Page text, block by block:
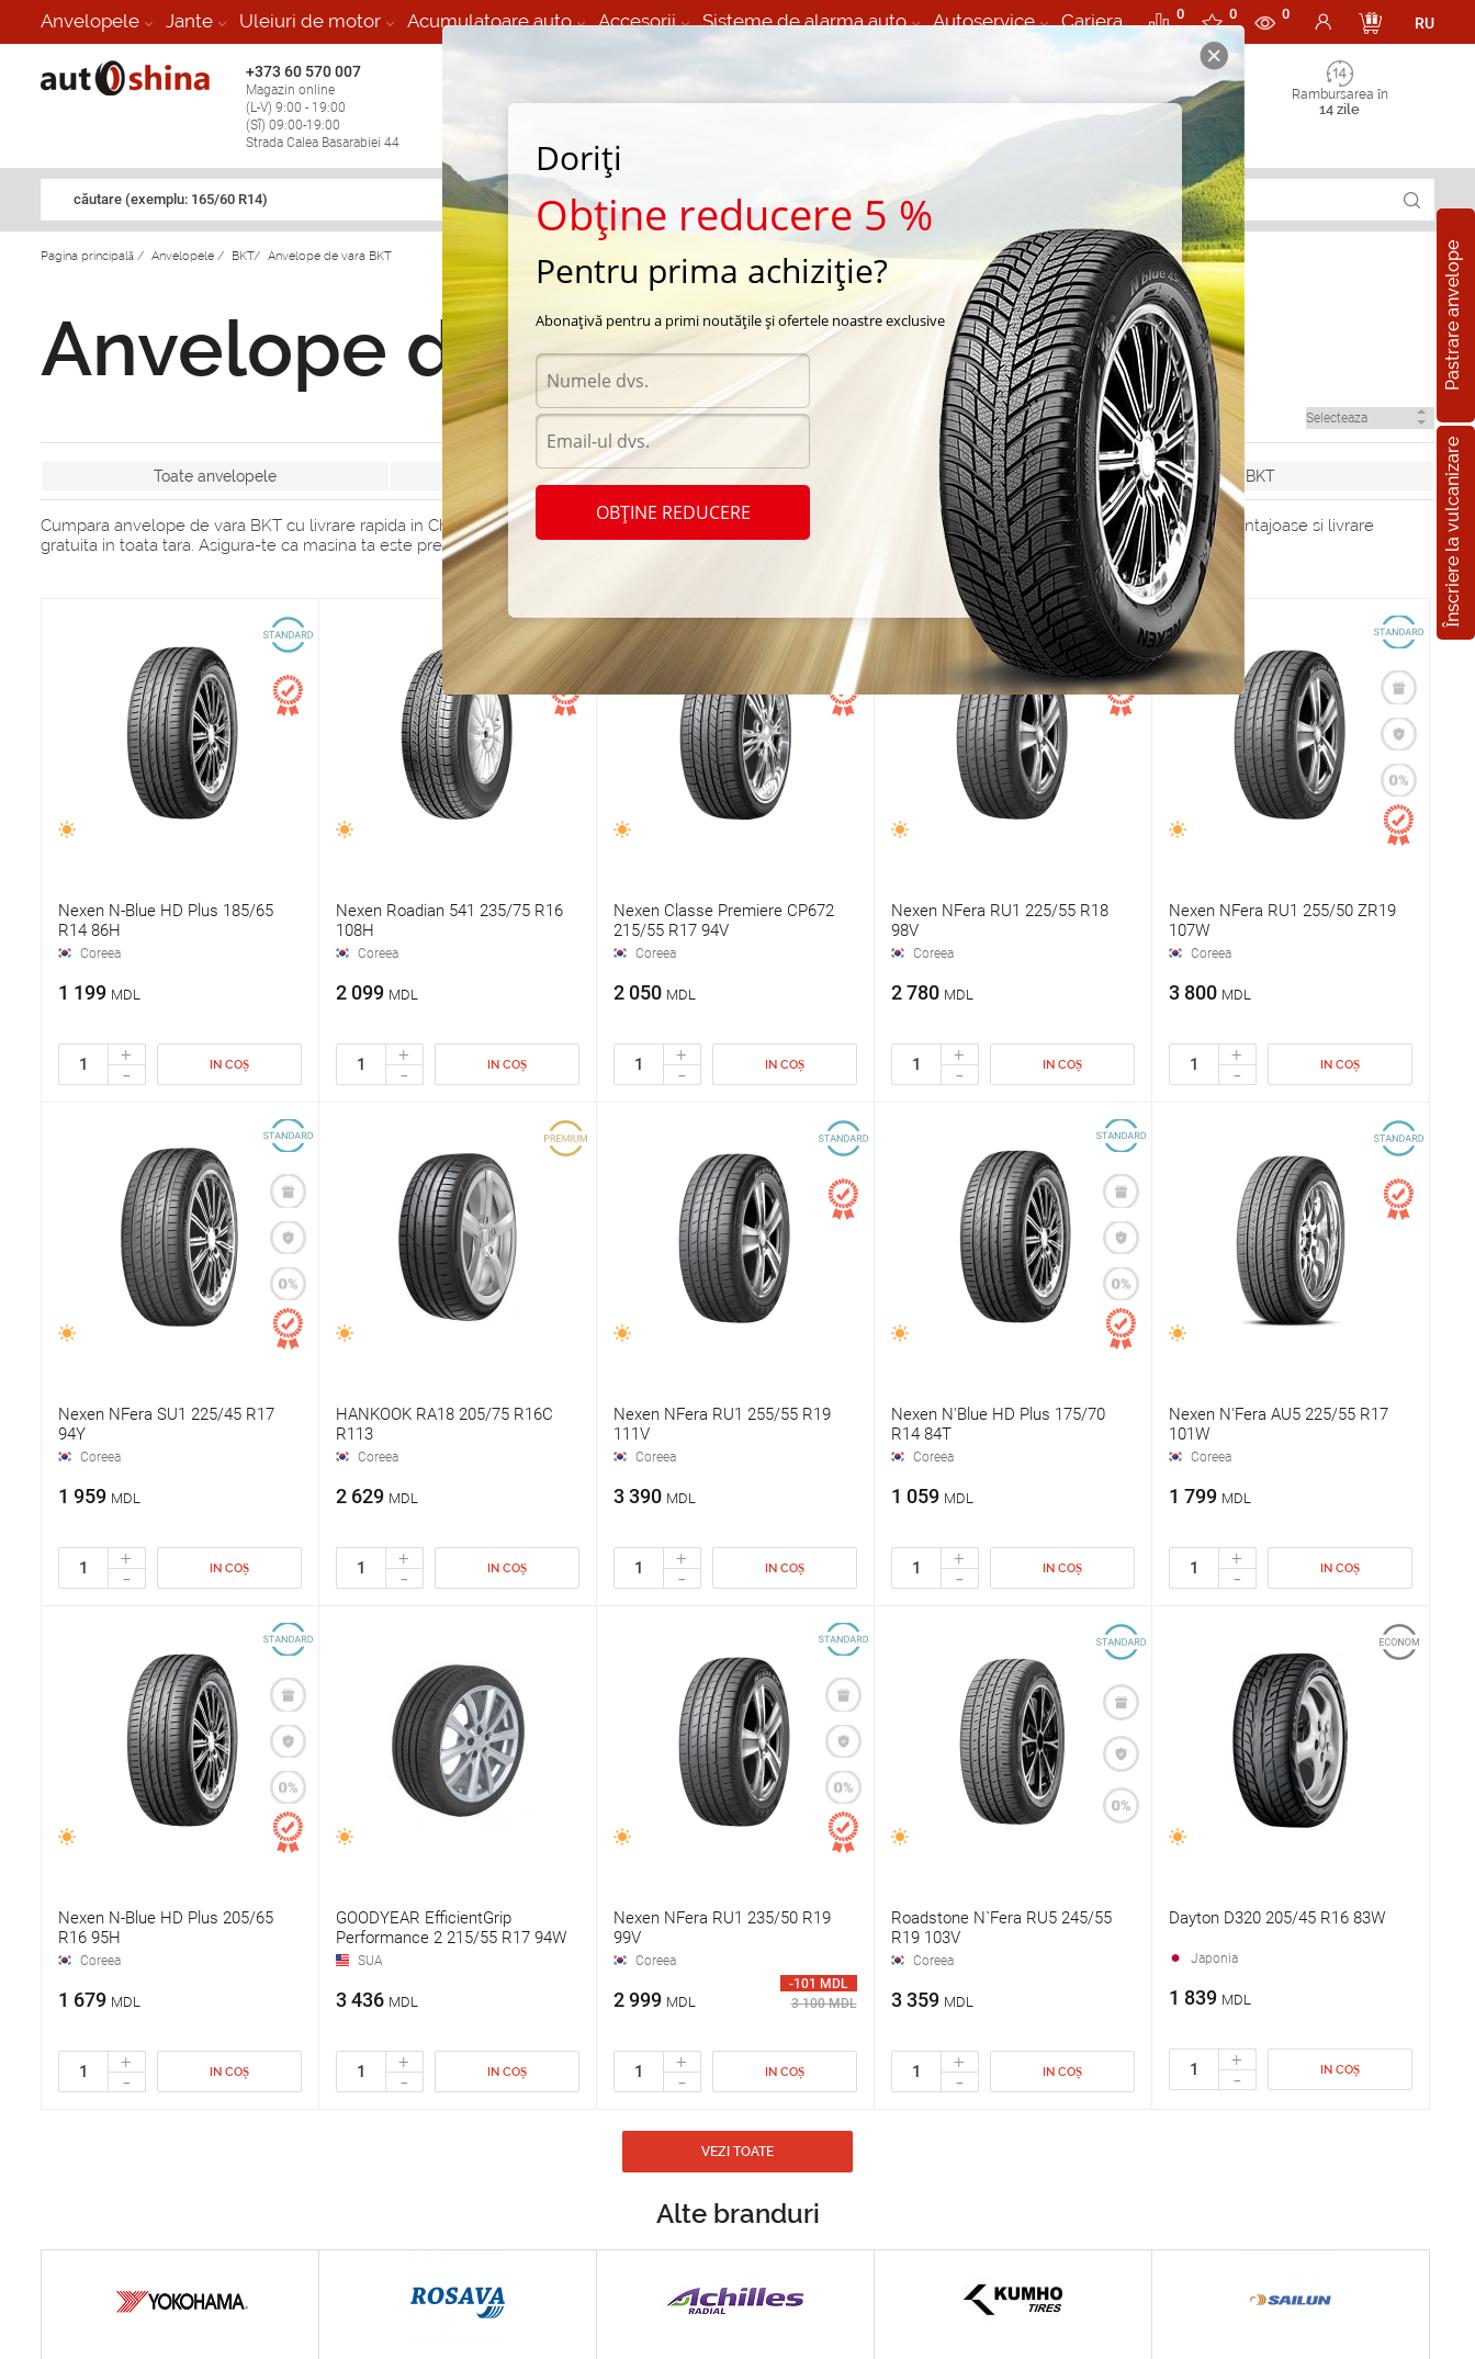
Anvelopele Jante Uleiuri de motor Acumulatoare auto Accesorii Sisteme de alarma auto Autoservice Cariera 0 0 0
RU
+373 60 570 007
Magazin online
(L-V) 9:00 - 19:00
(Sî) 09:00-19:00
Strada Calea Basarabiei 44
stop în toate regiunile
(L-V) 9:00 - 19:00
Rambursarea în
14 zile
căutare (exemplu: 165/60 R14)
Pastrare anvelope
Înscriere la vulcanizare
Pagina principală / Anvelopele / BKT/ Anvelope de vara BKT
Anvelope de vara BKT
Toate anvelopele BKT BKT
Cumpara anvelope de vara BKT cu livrare rapida in Chisinau si Moldova. Oferim anvelope de calitate superioara pentru orice tip de masina. Profita de preturi avantajoase si livrare
gratuita in toata tara. Asigura-te ca masina ta este pregatita pentru vara cu anvelope rezistente si sigure. Comanda acum!
Nexen N-Blue HD Plus 185/65
R14 86H
Coreea
1 199 MDL
+
- IN COȘ
Nexen Roadian 541 235/75 R16
108H
Coreea
2 099 MDL
+
- IN COȘ
Nexen Classe Premiere CP672
215/55 R17 94V
Coreea
2 050 MDL
+
- IN COȘ
Nexen NFera RU1 225/55 R18
98V
Coreea
2 780 MDL
+
- IN COȘ
Nexen NFera RU1 255/50 ZR19
107W
Coreea
3 800 MDL
+
- IN COȘ
Nexen NFera SU1 225/45 R17
94Y
Coreea
1 959 MDL
+
- IN COȘ
HANKOOK RA18 205/75 R16C
R113
Coreea
2 629 MDL
+
- IN COȘ
Nexen NFera RU1 255/55 R19
111V
Coreea
3 390 MDL
+
- IN COȘ
Nexen N'Blue HD Plus 175/70
R14 84T
Coreea
1 059 MDL
+
- IN COȘ
Nexen N'Fera AU5 225/55 R17
101W
Coreea
1 799 MDL
+
- IN COȘ
Nexen N-Blue HD Plus 205/65
R16 95H
Coreea
1 679 MDL
+
- IN COȘ
GOODYEAR EfficientGrip
Performance 2 215/55 R17 94W
SUA
3 436 MDL
+
- IN COȘ
Nexen NFera RU1 235/50 R19
99V
Coreea
2 999 MDL
-101 MDL
3 100 MDL
+
- IN COȘ
Roadstone N`Fera RU5 245/55
R19 103V
Coreea
3 359 MDL
+
- IN COȘ
Dayton D320 205/45 R16 83W
Japonia
1 839 MDL
+
- IN COȘ
VEZI TOATE
Alte branduri
Doriți
Obține reducere 5 %
Pentru prima achiziție?
Abonațivă pentru a primi noutățile și ofertele noastre exclusive
OBȚINE REDUCERE